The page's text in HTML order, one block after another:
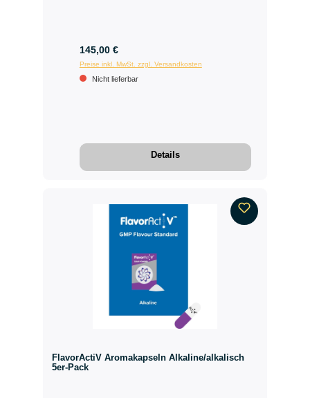
145,00 €
Preise inkl. MwSt. zzgl. Versandkosten
Nicht lieferbar
Details
FlavorActiV Aromakapseln Alkaline/alkalisch
5er-Pack